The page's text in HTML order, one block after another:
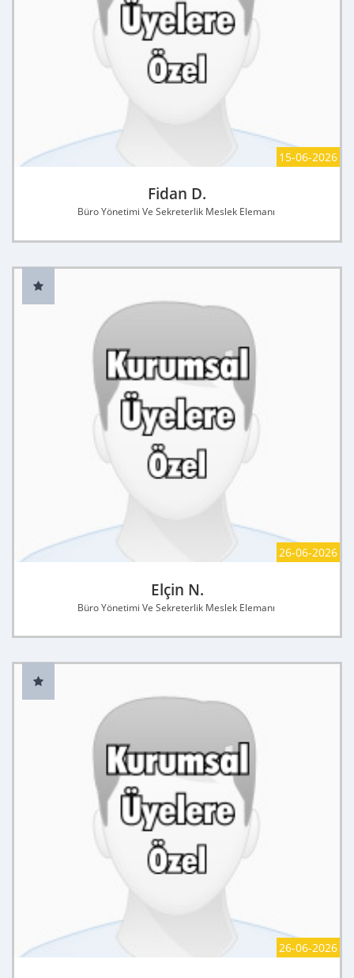
15-06-2026
Fidan D.
Büro Yönetimi Ve Sekreterlik Meslek Elemanı
26-06-2026
Elçin N.
Büro Yönetimi Ve Sekreterlik Meslek Elemanı
26-06-2026